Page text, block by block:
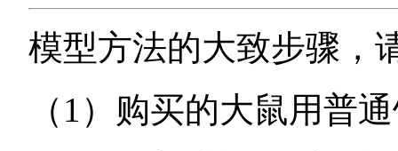
模型方法的大致步骤，
（1）购买的大鼠用普